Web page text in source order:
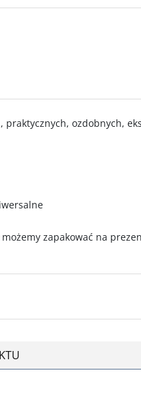
ozdobnych,
zapakować na